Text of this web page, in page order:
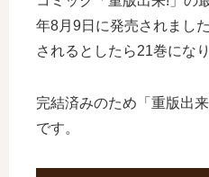
年8月9日に発売されまし
されるとしたら21巻になり
完結済みのため「重版出
です。